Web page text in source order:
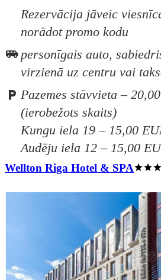
Rezervācija jāveic
norādot promo kodu
personīgais auto,
virzienā uz centru vai
Pazemes stāvvieta –
(ierobežots skaits)
Kungu iela 19 – 15,00
Audēju iela 12 – 15,00
Wellton Riga Hotel & SPA